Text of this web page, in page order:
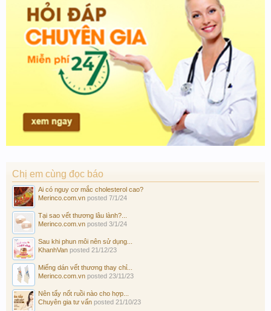
Chị em cùng đọc báo
Ai có nguy cơ mắc cholesterol cao?
Merinco.com.vn posted 7/1/24
Tại sao vết thương lâu lành?...
Merinco.com.vn posted 3/1/24
Sau khi phun môi nên sử dụng...
KhanhVan posted 21/12/23
Miếng dán vết thương thay chỉ...
Merinco.com.vn posted 23/11/23
Nên tẩy nốt ruồi nào cho hợp...
Chuyên gia tư vấn posted 21/10/23